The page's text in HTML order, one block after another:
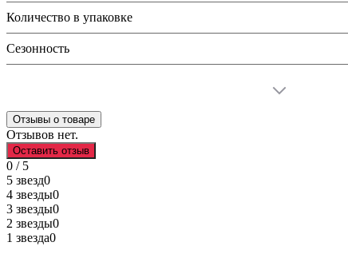
Количество в упаковке
Сезонность
Отзывы о товаре
Отзывов нет.
Оставить отзыв
0 / 5
5 звезд0
4 звезды0
3 звезды0
2 звезды0
1 звезда0